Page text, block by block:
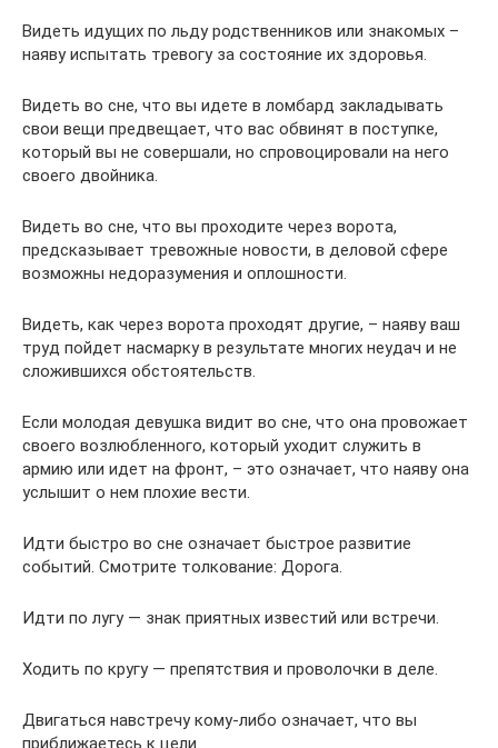
Видеть идущих по льду родственников или знакомых –
наяву испытать тревогу за состояние их здоровья.
Видеть во сне, что вы идете в ломбард закладывать
свои вещи предвещает, что вас обвинят в поступке,
который вы не совершали, но спровоцировали на него
своего двойника.
Видеть во сне, что вы проходите через ворота,
предсказывает тревожные новости, в деловой сфере
возможны недоразумения и оплошности.
Видеть, как через ворота проходят другие, – наяву ваш
труд пойдет насмарку в результате многих неудач и не
сложившихся обстоятельств.
Если молодая девушка видит во сне, что она провожает
своего возлюбленного, который уходит служить в
армию или идет на фронт, – это означает, что наяву она
услышит о нем плохие вести.
Идти быстро во сне означает быстрое развитие
событий. Смотрите толкование: Дорога.
Идти по лугу — знак приятных известий или встречи.
Ходить по кругу — препятствия и проволочки в деле.
Двигаться навстречу кому-либо означает, что вы
приближаетесь к цели.